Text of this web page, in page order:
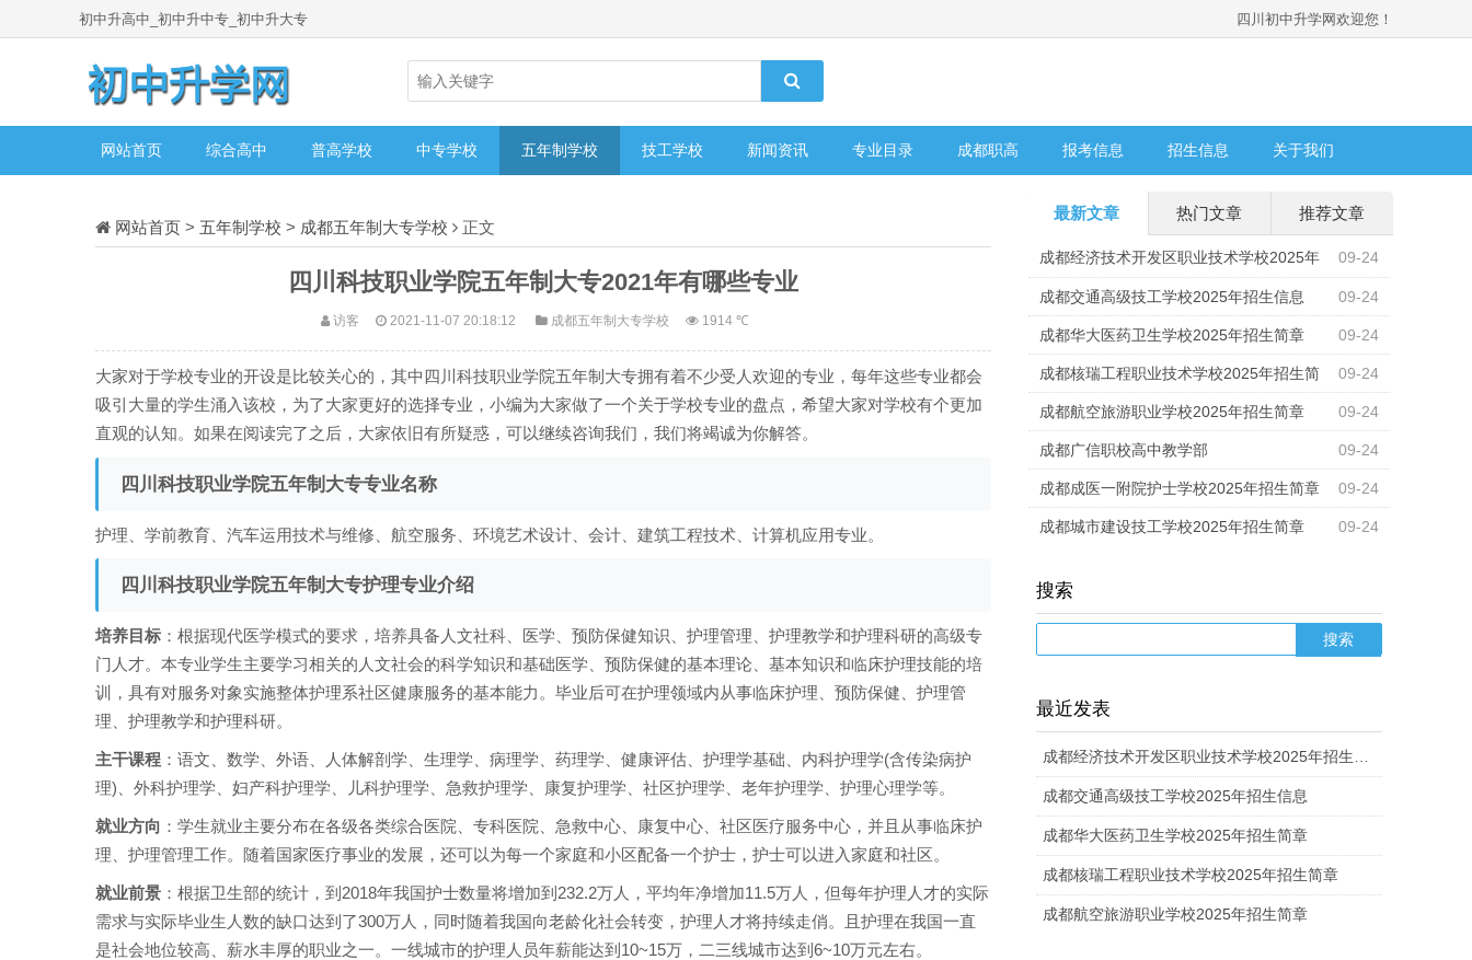
初中升高中_初中升中专_初中升大专 四川初中升学网欢迎您！
网站首页 综合高中 普高学校 中专学校 五年制学校 技工学校 新闻资讯 专业目录 成都职高 报考信息 招生信息 关于我们
网站首页 > 五年制学校 > 成都五年制大专学校 正文
四川科技职业学院五年制大专2021年有哪些专业
访客 2021-11-07 20:18:12 成都五年制大专学校 1914 ℃
大家对于学校专业的开设是比较关心的，其中四川科技职业学院五年制大专拥有着不少受人欢迎的专业，每年这些专业都会
吸引大量的学生涌入该校，为了大家更好的选择专业，小编为大家做了一个关于学校专业的盘点，希望大家对学校有个更加
直观的认知。如果在阅读完了之后，大家依旧有所疑惑，可以继续咨询我们，我们将竭诚为你解答。
四川科技职业学院五年制大专专业名称
护理、学前教育、汽车运用技术与维修、航空服务、环境艺术设计、会计、建筑工程技术、计算机应用专业。
四川科技职业学院五年制大专护理专业介绍
培养目标 ：根据现代医学模式的要求，培养具备人文社科、医学、预防保健知识、护理管理、护理教学和护理科研的高级专
门人才。本专业学生主要学习相关的人文社会的科学知识和基础医学、预防保健的基本理论、基本知识和临床护理技能的培
训，具有对服务对象实施整体护理系社区健康服务的基本能力。毕业后可在护理领域内从事临床护理、预防保健、护理管
理、护理教学和护理科研。
主干课程 ：语文、数学、外语、人体解剖学、生理学、病理学、药理学、健康评估、护理学基础、内科护理学(含传染病护
理)、外科护理学、妇产科护理学、儿科护理学、急救护理学、康复护理学、社区护理学、老年护理学、护理心理学等。
就业方向 ：学生就业主要分布在各级各类综合医院、专科医院、急救中心、康复中心、社区医疗服务中心，并且从事临床护
理、护理管理工作。随着国家医疗事业的发展，还可以为每一个家庭和小区配备一个护士，护士可以进入家庭和社区。
就业前景 ：根据卫生部的统计，到2018年我国护士数量将增加到232.2万人，平均年净增加11.5万人，但每年护理人才的实际
需求与实际毕业生人数的缺口达到了300万人，同时随着我国向老龄化社会转变，护理人才将持续走俏。且护理在我国一直
是社会地位较高、薪水丰厚的职业之一。一线城市的护理人员年薪能达到10~15万，二三线城市达到6~10万元左右。
最新文章 热门文章 推荐文章
09-24
成都经济技术开发区职业技术学校2025年
招生计划 09-24
成都交通高级技工学校2025年招生信息
09-24
成都华大医药卫生学校2025年招生简章
09-24
成都核瑞工程职业技术学校2025年招生简
章 09-24
成都航空旅游职业学校2025年招生简章
09-24
成都广信职校高中教学部
09-24
成都成医一附院护士学校2025年招生简章
09-24
成都城市建设技工学校2025年招生简章
搜索
最近发表
成都交通高级技工学校2025年招生信息
成都华大医药卫生学校2025年招生简章
成都核瑞工程职业技术学校2025年招生简章
成都航空旅游职业学校2025年招生简章